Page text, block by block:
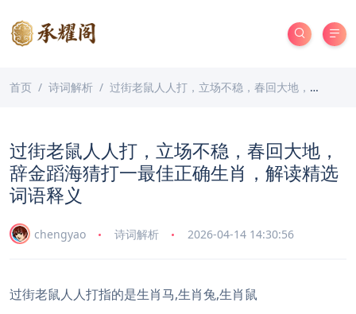
首页 诗词解析 过街老鼠人人打，立场不稳，春回大地，辞金蹈海猜打一最佳正确生肖，解读精选词语释义
过街老鼠人人打，立场不稳，春回大地，
辞金蹈海猜打一最佳正确生肖，解读精选
词语释义
chengyao 诗词解析 2026-04-14 14:30:56
过街老鼠人人打指的是生肖马,生肖兔,生肖鼠